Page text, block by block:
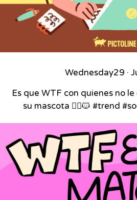
Wednesday29 ·
Es que WTF con quienes no
su mascota 🙂‍↕️🐱 #trend